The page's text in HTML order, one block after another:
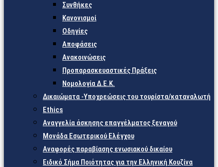
Συνθήκες
Κανονισμοί
Οδηγίες
Αποφάσεις
Ανακοινώσεις
Προπαρασκευαστικές Πράξεις
Νομολογία Δ.Ε.Κ.
Δικαιώματα -Υποχρεώσεις του τουρίστα/καταναλωτή
Ethics
Αναγγελία άσκησης επαγγέλματος ξεναγού
Μονάδα Εσωτερικού Ελέγχου
Αναφορές παραβίασης ενωσιακού δικαίου
Ειδικό Σήμα Ποιότητας για την Ελληνική Κουζίνα